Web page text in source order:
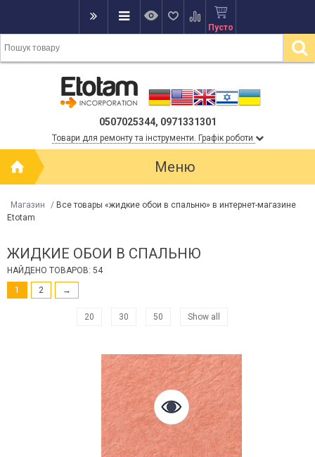
Пусто
0507025344, 0971331301
Товари для ремонту та інструменти. Графік роботи
Меню
Магазин / Все товары «жидкие обои в спальню» в интернет-магазине
Etotam
ЖИДКИЕ ОБОИ В СПАЛЬНЮ
НАЙДЕНО ТОВАРОВ: 54
1
2 →
20 30 50 Show all